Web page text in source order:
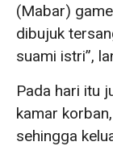
(Mabar)
dibujuk
suami istri”,
Pada hari itu
kamar
sehingga